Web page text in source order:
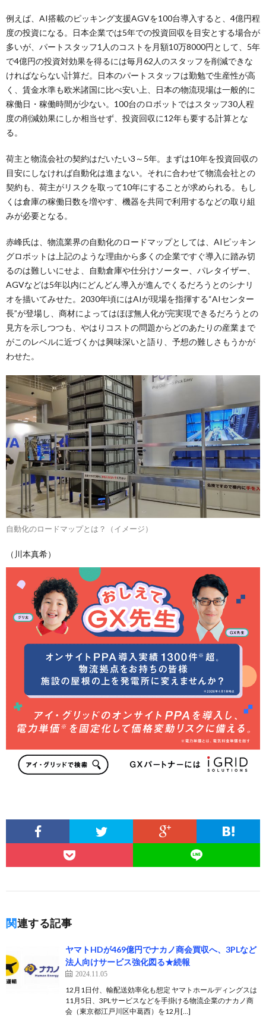
例えば、AI搭載のピッキング支援AGVを100台導入すると、4億円程
度の投資になる。日本企業では5年での投資回収を目安とする場合が
多いが、パートスタッフ1人のコストを月額10万8000円として、5年
で4億円の投資対効果を得るには毎月62人のスタッフを削減できな
ければならない計算だ。日本のパートスタッフは勤勉で生産性が高
く、賃金水準も欧米諸国に比べ安い上、日本の物流現場は一般的に
稼働日・稼働時間が少ない。100台のロボットではスタッフ30人程
度の削減効果にしか相当せず、投資回収に12年も要する計算とな
る。
荷主と物流会社の契約はだいたい3～5年。まずは10年を投資回収の
目安にしなければ自動化は進まない。それに合わせて物流会社との
契約も、荷主がリスクを取って10年にすることが求められる。もし
くは倉庫の稼働日数を増やす、機器を共同で利用するなどの取り組
みが必要となる。
赤峰氏は、物流業界の自動化のロードマップとしては、AIピッキン
グロボットは上記のような理由から多くの企業ですぐ導入に踏み切
るのは難しいにせよ、自動倉庫や仕分けソーター、パレタイザー、
AGVなどは5年以内にどんどん導入が進んでくるだろうとのシナリ
オを描いてみせた。2030年頃にはAIが現場を指揮する“AIセンター
長”が登場し、商材によってはほぼ無人化が完実現できるだろうとの
見方を示しつつも、やはりコストの問題からどのあたりの産業まで
がこのレベルに近づくかは興味深いと語り、予想の難しさもうかが
わせた。
自動化のロードマップとは？（イメージ）
（川本真希）
関連する記事
ヤマトHDが469億円でナカノ商会買収へ、3PLなど
法人向けサービス強化図る★続報
2024.11.05
12月1日付、輸配送効率化も想定 ヤマトホールディングスは
11月5日、3PLサービスなどを手掛ける物流企業のナカノ商
会（東京都江戸川区中葛西）を12月[…]